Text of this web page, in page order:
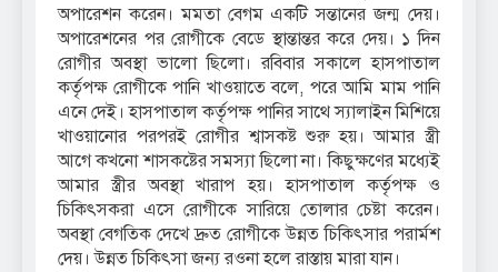
অপারেশন করেন। মমতা বেগম একটি সন্তানের জন্ম দেয়।
অপারেশনের পর রোগীকে বেডে স্থান্তান্তর করে দেয়। ১ দিন
রোগীর অবস্থা ভালো ছিলো। রবিবার সকালে হাসপাতাল
কর্তৃপক্ষ রোগীকে পানি খাওয়াতে বলে, পরে আমি মাম পানি
এনে দেই। হাসপাতাল কর্তৃপক্ষ পানির সাথে স্যালাইন মিশিয়ে
খাওয়ানোর পরপরই রোগীর শ্বাসকষ্ট শুরু হয়। আমার স্ত্রী
আগে কখনো শাসকষ্টের সমস্যা ছিলো না। কিছুক্ষণের মধ্যেই
আমার স্ত্রীর অবস্থা খারাপ হয়। হাসপাতাল কর্তৃপক্ষ ও
চিকিৎসকরা এসে রোগীকে সারিয়ে তোলার চেষ্টা করেন।
অবস্থা বেগতিক দেখে দ্রুত রোগীকে উন্নত চিকিৎসার পরার্মশ
দেয়। উন্নত চিকিৎসা জন্য রওনা হলে রাস্তায় মারা যান।